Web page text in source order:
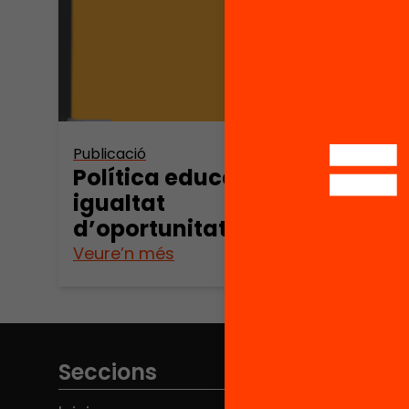
Publicació
Política educativa i
igualtat
d’oportunitats
Veure’n més
Seccions